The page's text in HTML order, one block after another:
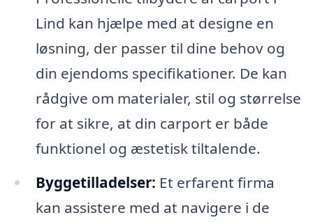
Lind kan hjælpe med at designe en
løsning, der passer til dine behov og
din ejendoms specifikationer. De kan
rådgive om materialer, stil og størrelse
for at sikre, at din carport er både
funktionel og æstetisk tiltalende.
Byggetilladelser: Et erfarent firma
kan assistere med at navigere i de